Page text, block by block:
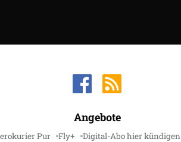
Angebote
Pur Fly+ Digital-Abo hier kündigen